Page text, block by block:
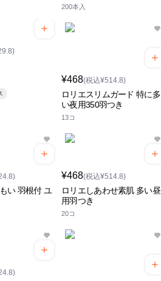
200本入
¥468(税込¥514.8)
ロリエスリムガード 特に多
い夜用350羽つき
13コ
い 羽根付 ユ
¥468(税込¥514.8)
ロリエしあわせ素肌 多い昼
用羽つき
20コ